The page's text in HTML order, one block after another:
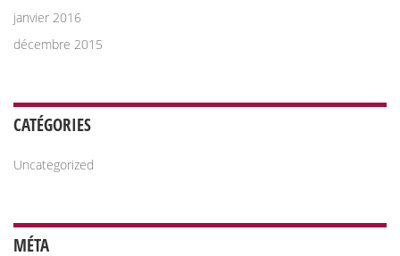
janvier 2016
décembre 2015
CATÉGORIES
Uncategorized
MÉTA